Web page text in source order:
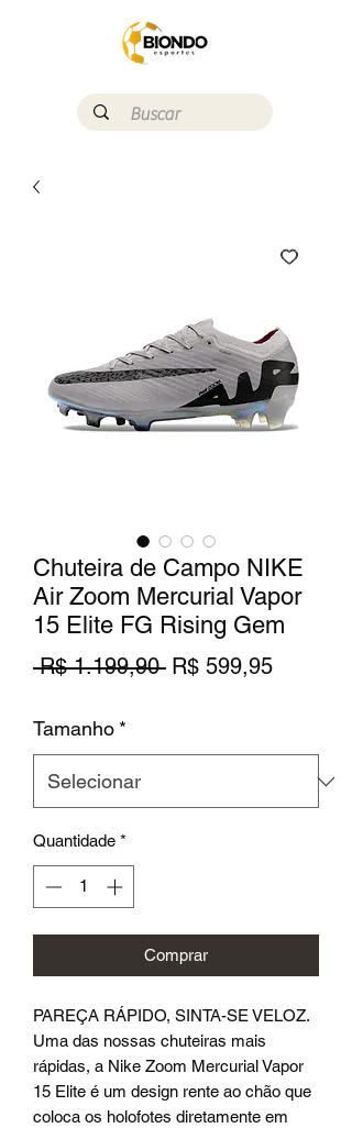
Chuteira de Campo NIKE
Air Zoom Mercurial Vapor
15 Elite FG Rising Gem
R$ 1.199,90 Preço
R$ 599,95Preço
Tamanho *
Quantidade *
Comprar
PAREÇA RÁPIDO, SINTA-SE VELOZ.
Uma das nossas chuteiras mais
rápidas, a Nike Zoom Mercurial Vapor
15 Elite é um design rente ao chão que
coloca os holofotes diretamente em